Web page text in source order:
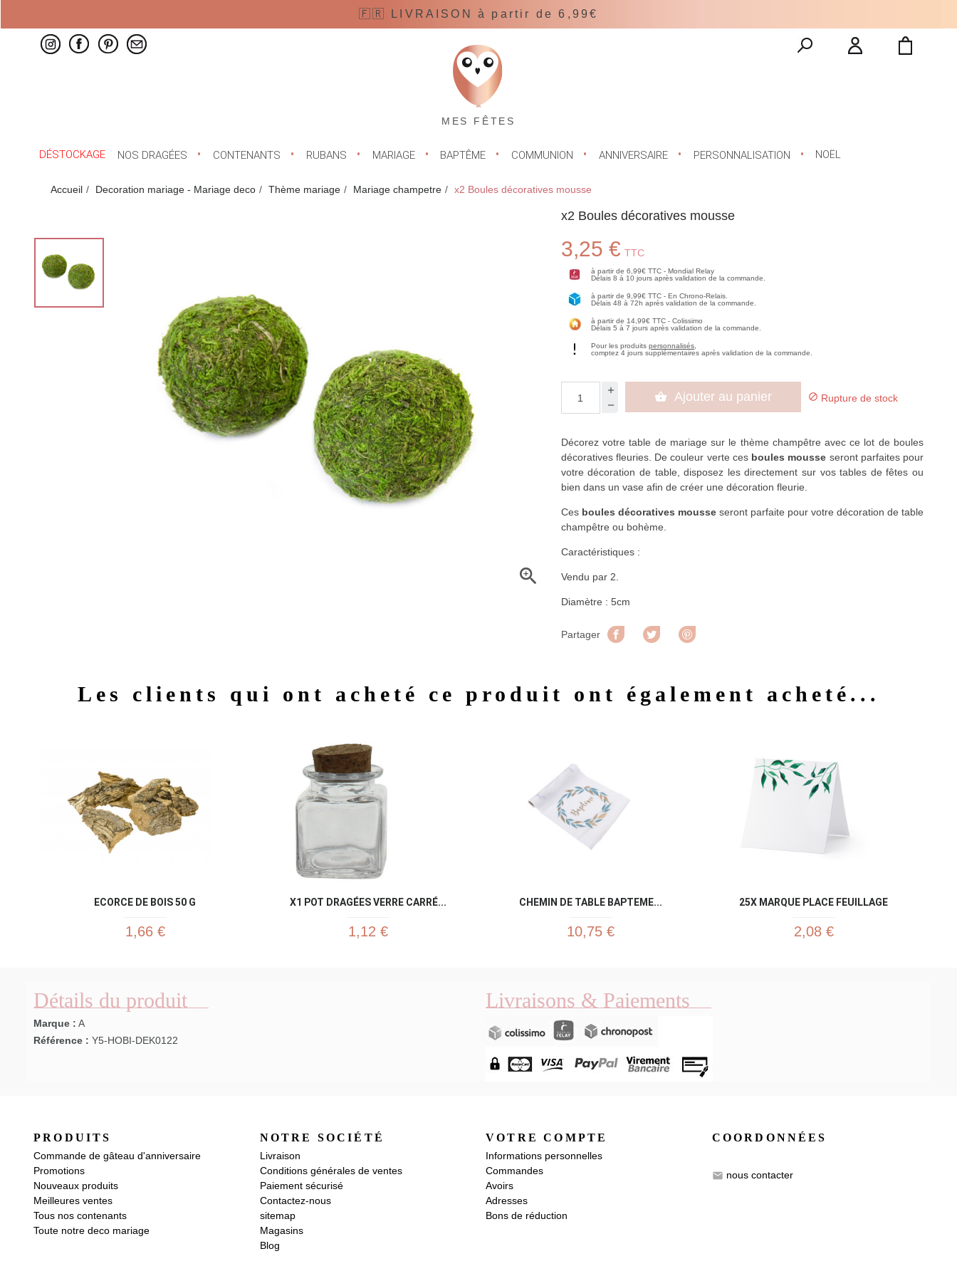
🇫🇷 LIVRAISON à partir de 6,99€
MES FÊTES
DÉSTOCKAGE NOS DRAGÉES CONTENANTS RUBANS MARIAGE BAPTÊME COMMUNION ANNIVERSAIRE PERSONNALISATION NOËL
Accueil Decoration mariage - Mariage deco Thème mariage Mariage champetre x2 Boules décoratives mousse

x2 Boules décoratives mousse
3,25 € TTC
à partir de 6,99€ TTC - Mondial Relay
Délais 8 à 10 jours après validation de la commande.
à partir de 9,99€ TTC - En Chrono-Relais.
Délais 48 à 72h après validation de la commande.
à partir de 14,99€ TTC - Colissimo
Délais 5 à 7 jours après validation de la commande.
Pour les produitspersonnalisés
comptez 4 jours supplémentaires après validation de la commande.
 Ajouter au panier  Rupture de stock
Décorez votre table de mariage sur le thème champêtre avec ce lot de boules
décoratives fleuries. De couleur verte ces boules mousse seront parfaites pour
votre décoration de table, disposez les directement sur vos tables de fêtes ou
bien dans un vase afin de créer une décoration fleurie.
Ces boules décoratives mousseseront parfaite pour votre décoration de table
champêtre ou bohème.
Caractéristiques :
Vendu par 2.
Diamètre : 5cm
Partager Partager Tweet
Les clients qui ont acheté ce produit ont également acheté...
ECORCE DE BOIS 50 G
1,66 €

X1 POT DRAGÉES VERRE CARRÉ...
1,12 €
CHEMIN DE TABLE BAPTEME...
10,75 €
25X MARQUE PLACE FEUILLAGE
2,08 €
Détails du produit
Marque : A
Référence : Y5-HOBI-DEK0122
Livraisons & Paiements
PRODUITS
Commande de gâteau d'anniversaire
Promotions
Nouveaux produits
Meilleures ventes
Tous nos contenants
Toute notre deco mariage
NOTRE SOCIÉTÉ
Livraison
Conditions générales de ventes
Paiement sécurisé
Contactez-nous
sitemap
Magasins
Blog
VOTRE COMPTE
Informations personnelles
Commandes
Avoirs
Adresses
Bons de réduction
COORDONNÉES
email nous contacter